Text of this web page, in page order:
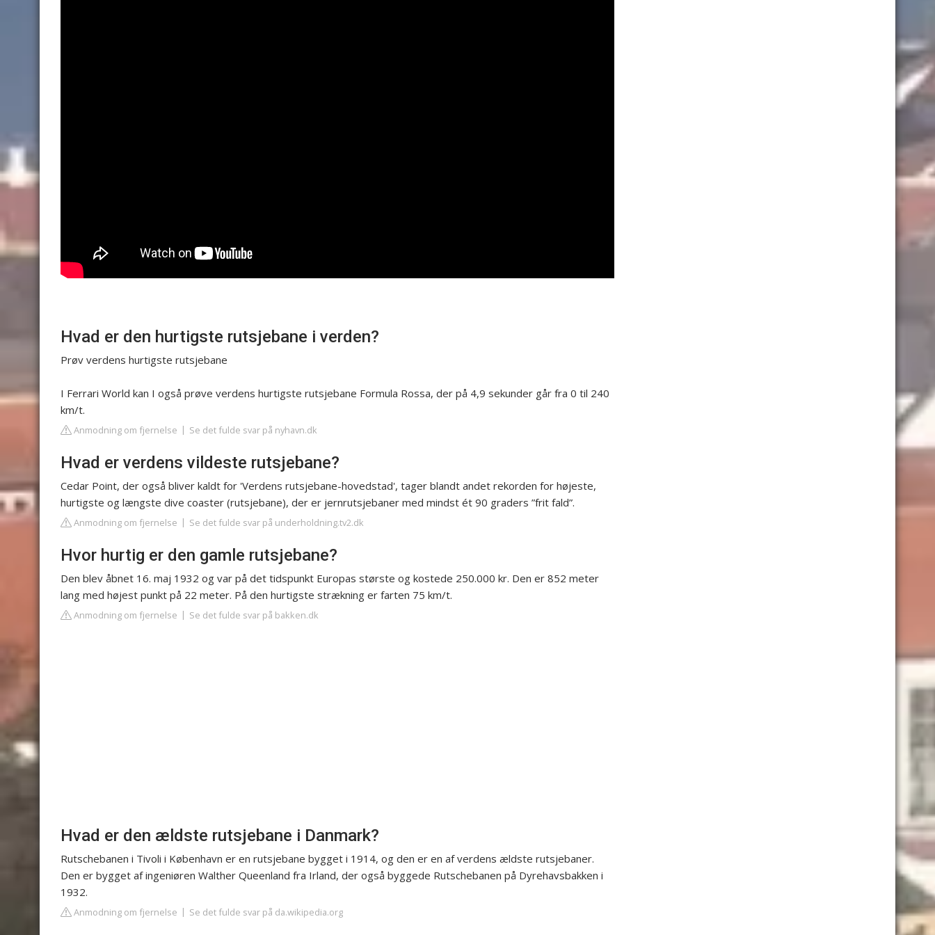
Hvad er den hurtigste rutsjebane i verden?
Prøv verdens hurtigste rutsjebane
I Ferrari World kan I også prøve verdens hurtigste rutsjebane Formula Rossa, der på 4,9 sekunder går fra 0 til 240
km/t.
Anmodning om fjernelse Se det fulde svar på nyhavn.dk
Hvad er verdens vildeste rutsjebane?
Cedar Point, der også bliver kaldt for 'Verdens rutsjebane-hovedstad', tager blandt andet rekorden for højeste,
hurtigste og længste dive coaster (rutsjebane), der er jernrutsjebaner med mindst ét 90 graders ”frit fald”.
Anmodning om fjernelse Se det fulde svar på underholdning.tv2.dk
Hvor hurtig er den gamle rutsjebane?
Den blev åbnet 16. maj 1932 og var på det tidspunkt Europas største og kostede 250.000 kr. Den er 852 meter
lang med højest punkt på 22 meter. På den hurtigste strækning er farten 75 km/t.
Anmodning om fjernelse Se det fulde svar på bakken.dk
Hvad er den ældste rutsjebane i Danmark?
Rutschebanen i Tivoli i København er en rutsjebane bygget i 1914, og den er en af verdens ældste rutsjebaner.
Den er bygget af ingeniøren Walther Queenland fra Irland, der også byggede Rutschebanen på Dyrehavsbakken i
1932.
Anmodning om fjernelse Se det fulde svar på da.wikipedia.org